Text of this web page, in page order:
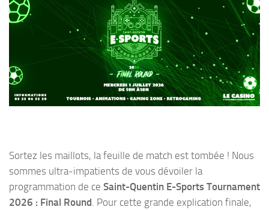
Sortez les maillots, la feuille de match est tombée ! Nous
sommes ultra-impatients de vous dévoiler la
programmation de ce Saint-Quentin E-Sports Tournament
2026 : Final Round. Pour cette grande explication finale,